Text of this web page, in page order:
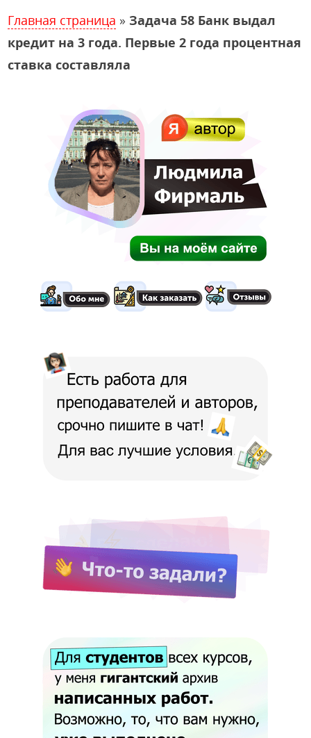
Главная страница » Задача 58 Банк выдал
кредит на 3 года. Первые 2 года процентная
ставка составляла